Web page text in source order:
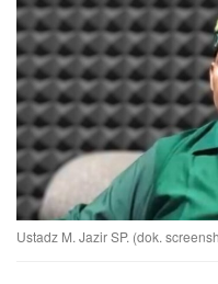
Ustadz M. Jazir SP. (dok.